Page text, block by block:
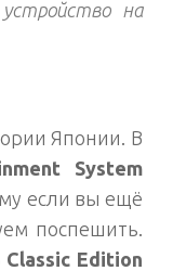
на
Японии. В
System
если вы ещё
поспешить.
Classic Edition